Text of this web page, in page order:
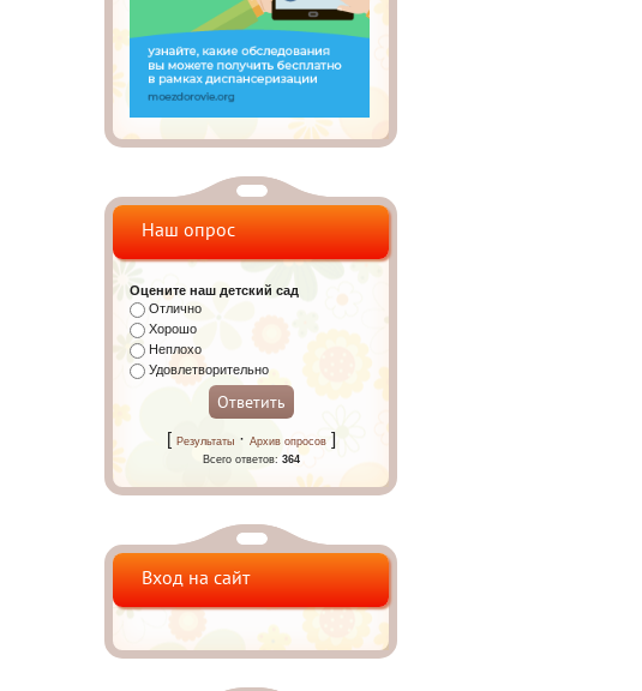
Наш опрос
Оцените наш детский сад
Отлично
Хорошо
Неплохо
Удовлетворительно
[ Результаты· Архив опросов]
Всего ответов: 364
Вход на сайт